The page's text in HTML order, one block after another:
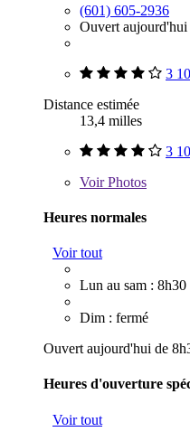
(601) 605-2936
Ouvert aujourd'hui
3
Distance estimée
13,4 milles
3
VoirPhotos
Heures normales
Voir tout
Lun au sam : 8h30
Dim : fermé
Ouvert aujourd'hui de
Heures d'ouverture
Voir tout